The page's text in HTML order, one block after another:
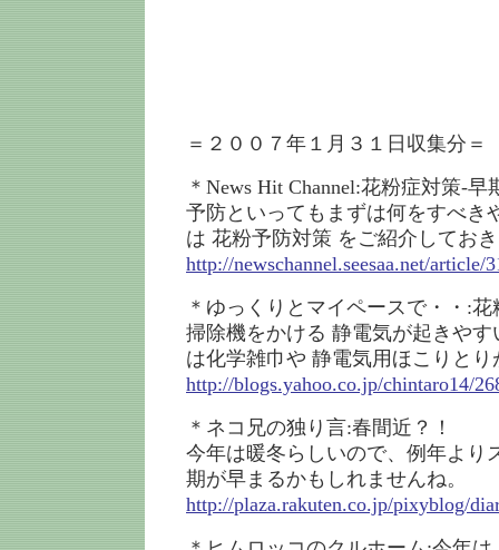
＝２００７年１月３１日収集分＝
＊News Hit Channel:花粉症対策-
予防といってもまずは何をすべ
は 花粉予防対策 をご紹介してお
http://newschannel.seesaa.net/article/
＊ゆっくりとマイペースで・・:花
掃除機をかける 静電気が起きや
は化学雑巾や 静電気用ほこりとり
http://blogs.yahoo.co.jp/chintaro14/
＊ネコ兄の独り言:春間近？！
今年は暖冬らしいので、例年より
期が早まるかもしれませんね。
http://plaza.rakuten.co.jp/pixyblog/